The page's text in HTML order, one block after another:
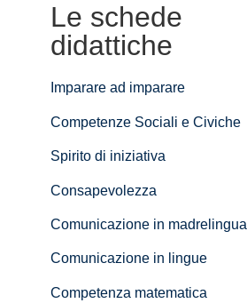
Le schede
didattiche
Imparare ad imparare
Competenze Sociali e Civiche
Spirito di iniziativa
Consapevolezza
Comunicazione in madrelingua
Comunicazione in lingue
Competenza matematica